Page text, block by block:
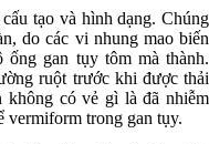
tạo và hình dạng. Chúng
do các vi nhung mao biến
gan tụy tôm mà thành.
ruột trước khi được thải
không có vẻ gì là đã nhiễm
vermiform trong gan tụy.